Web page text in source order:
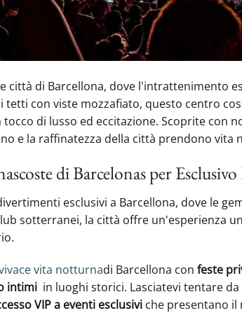
città di Barcellona, dove l'intrattenimento
tetti con viste mozzafiato, questo centro
tocco di lusso ed eccitazione. Scoprite con
e la raffinatezza della città prendono vita
di Barcelonas per‍
esclusivi‍ a Barcellona, dove le
sotterranei, la città offre un'esperienza
vita notturnadi Barcellona con feste
intimi ‍ in luoghi storici. Lasciatevi tentare da
VIP a eventi esclusivi che presentano il